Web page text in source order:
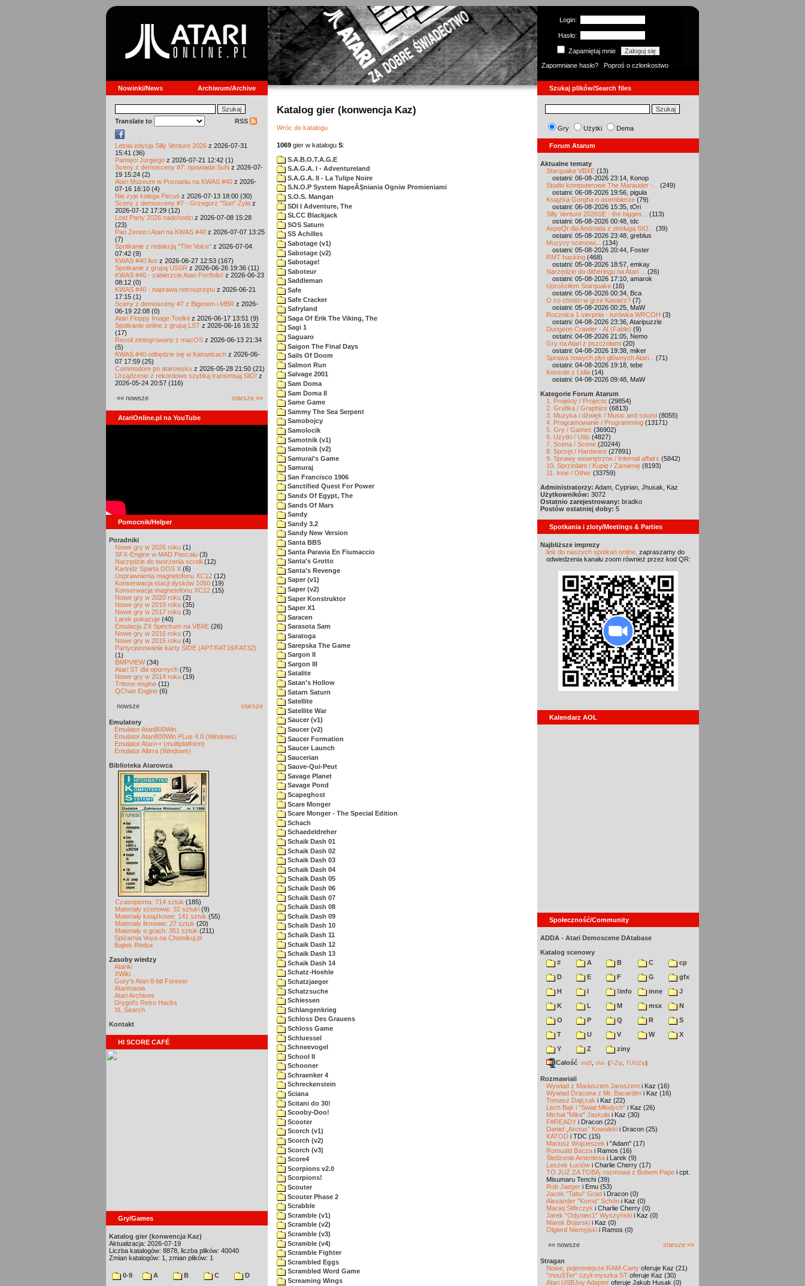
Login:
Hasło:
Zapamiętaj mnie
Zapomniane hasło?
Poproś o członkostwo
Nowinki/News Archiwum/Archive Szukaj plików/Search files
Translate to RSS
Letnia edycja Silly Venture 2026 z 2026-07-31
15:41 (36)
Pamięci Jurgiego z 2026-07-21 12:42 (1)
Sceny z demosceny #7: opowiada SuN z 2026-07-
19 15:24 (2)
Atari Muzeum w Poznaniu na KWAS #40 z 2026-
07-16 16:10 (4)
Nie żyje kolega Pecuś z 2026-07-13 18:00 (30)
Sceny z demosceny #7 - Grzegorz "Sun" Żyła z
2026-07-12 17:29 (12)
Lost Party 2026 nadchodzi z 2026-07-08 15:28
(23)
Pan Zenon i Atari na KWAS #40 z 2026-07-07 13:25
(7)
Spotkanie z redakcją "The Voice" z 2026-07-04
07:42 (9)
KWAS #40 live z 2026-06-27 12:53 (167)
Spotkanie z grupą USSR z 2026-06-26 19:36 (11)
KWAS #40 - zabierzcie Atari Portfolio! z 2026-06-23
08:12 (0)
KWAS #40 - naprawa retrosprzętu z 2026-06-21
17:15 (1)
Sceny z demosceny #7 z Bigerem i MBR z 2026-
06-19 22:08 (0)
Atari Floppy Image Toolkit z 2026-06-17 13:51 (9)
Spotkanie online z grupą LST z 2026-06-16 16:32
(17)
Recoil zintegrowany z macOS z 2026-06-13 21:34
(5)
KWAS #40 odbędzie się w Katowicach z 2026-06-
07 17:59 (25)
Commodore po atarowsku z 2026-05-28 21:50 (21)
Urządzenie z rekordowo szybką transmisją SIO! z
2026-05-24 20:57 (116)
«« nowsze starsze »»
AtariOnline.pl na YouTube
Pomocnik/Helper
Poradniki
Nowe gry w 2026 roku (1)
SFX-Engine w MAD Pascalu (3)
Narzędzie do tworzenia scrolli (12)
Kartridż Sparta DOS X (6)
Usprawnienia magnetofonu XC12 (12)
Konserwacja stacji dysków 1050 (19)
Konserwacja magnetofonu XC12 (15)
Nowe gry w 2020 roku (2)
Nowe gry w 2019 roku (35)
Nowe gry w 2017 roku (3)
Larek pokazuje (40)
Emulacja ZX Spectrum na VBXE (26)
Nowe gry w 2016 roku (7)
Nowe gry w 2015 roku (4)
Partycjonowanie karty SIDE (APT/FAT16/FAT32)
(1)
BMPVIEW(34)
Atari ST dla opornych (75)
Nowe gry w 2014 roku (19)
Tritone engine (11)
QChan Engine (6)
nowsze starsze
Emulatory
Emulator Atari800Win
Emulator Atari800Win PLus 4.0 (Windows)
Emulator Atari++ (multiplatform)
Emulator Altirra (Windows)
Biblioteka Atarowca
Czasopisma: 714 sztuk (185)
Materiały scenowe: 32 sztuki (9)
Materiały książkowe: 141 sztuk (55)
Materiały firmowe: 27 sztuk (20)
Materiały o grach: 351 sztuk (211)
Spiżarnia Voya na Chomikuj.pl
Bajtek Redux
Zasoby wiedzy
Atariki
XWiki
Gury's Atari 8-bit Forever
Atarimania
Atari Archives
Drygol's Retro Hacks
XL Search
Kontakt
HI SCORE CAFÉ
Gry/Games
Katalog gier (konwencja Kaz)
Aktualizacja: 2026-07-19
Liczba katalogów: 8878, liczba plików: 40040
Zmian katalogów: 1, zmian plików: 1
0-9 A B C
D
Katalog gier (konwencja Kaz)
Wróc do katalogu
1069 gier w katalogu S:
S.A.B.O.T.A.G.E
S.A.G.A. I - Adventureland
S.A.G.A. II - La Tulipe Noire
S.N.O.P System NapeĂŞniania Ogniw Promieniami
S.O.S. Mangan
SDI I Adventure, The
SLCC Blackjack
SOS Saturn
SS Achilles
Sabotage (v1)
Sabotage (v2)
Sabotage!
Saboteur
Saddleman
Safe
Safe Cracker
Safryland
Saga Of Erik The Viking, The
Sagi 1
Saguaro
Saigon The Final Days
Sails Of Doom
Salmon Run
Salvage 2001
Sam Doma
Sam Doma II
Same Game
Sammy The Sea Serpent
Samobojcy
Samolocik
Samotnik (v1)
Samotnik (v2)
Samurai's Game
Samuraj
San Francisco 1906
Sanctified Quest For Power
Sands Of Egypt, The
Sands Of Mars
Sandy
Sandy 3.2
Sandy New Version
Santa BBS
Santa Paravia En Fiumaccio
Santa's Grotto
Santa's Revenge
Saper (v1)
Saper (v2)
Saper Konstruktor
Saper X1
Saracen
Sarasota Sam
Saratoga
Sarepska The Game
Sargon II
Sargon III
Satalite
Satan's Hollow
Satarn Saturn
Satellite
Satellite War
Saucer (v1)
Saucer (v2)
Saucer Formation
Saucer Launch
Saucerian
Sauve-Qui-Peut
Savage Planet
Savage Pond
Scapeghost
Scare Monger
Scare Monger - The Special Edition
Schach
Schaedeldreher
Schaik Dash 01
Schaik Dash 02
Schaik Dash 03
Schaik Dash 04
Schaik Dash 05
Schaik Dash 06
Schaik Dash 07
Schaik Dash 08
Schaik Dash 09
Schaik Dash 10
Schaik Dash 11
Schaik Dash 12
Schaik Dash 13
Schaik Dash 14
Schatz-Hoehle
Schatzjaeger
Schatzsuche
Schiessen
Schlangenkrieg
Schloss Des Grauens
Schloss Game
Schluessel
Schneevogel
School II
Schooner
Schraenker 4
Schreckenstein
Sciana
Scitani do 30!
Scooby-Doo!
Scooter
Scorch (v1)
Scorch (v2)
Scorch (v3)
Score4
Scorpions v2.0
Scorpions!
Scouter
Scouter Phase 2
Scrabble
Scramble (v1)
Scramble (v2)
Scramble (v3)
Scramble (v4)
Scramble Fighter
Scrambled Eggs
Scrambled Word Game
Screaming Wings
Gry Użytki Dema
Forum Atarum
Aktualne tematy
Starquake VBXE (13)
ostatni: 06-08-2026 23:14, Konop
Studio komputerowe The Marauder -...
(249)
ostatni: 06-08-2026 19:56, pigula
Książka Gorgha o asemblerze (79)
ostatni: 06-08-2026 15:35, tOri
Silly Venture 2026SE - the bigges...
(113)
ostatni: 06-08-2026 00:48, tdc
AspeQt dla Androida z obsługą SIO...
(39)
ostatni: 05-08-2026 23:48, greblus
Muzycy scenowi...
(134)
ostatni: 05-08-2026 20:44, Foster
RMT hacking (468)
ostatni: 05-08-2026 18:57, emkay
Narzędzie do ditheringu na Atari ...
(26)
ostatni: 05-08-2026 17:10, amarok
Uprościłem Starquake (16)
ostatni: 05-08-2026 00:34, Bca
O co chodzi w grze Kasiarz? (7)
ostatni: 05-08-2026 00:25, MaW
Rocznica 1 sierpnia - turówka WRCOH (3)
ostatni: 04-08-2026 23:36, Ataripuzzle
Dungeon Crawler - AI (Fable) (9)
ostatni: 04-08-2026 21:05, Nemo
Gry na Atari z pszczołami (20)
ostatni: 04-08-2026 19:38, miker
Sprawa nowych płyt głównych Atari...
(71)
ostatni: 04-08-2026 19:18, tebe
Konsole z Lidla (14)
ostatni: 04-08-2026 09:48, MaW
Kategorie Forum Atarum
1. Projekty / Projects (29854)
2. Grafika / Graphics (6813)
3. Muzyka i dźwięk / Music and sound (8055)
4. Programowanie / Programming (13171)
5. Gry / Games (36902)
6. Użytki / Utils (4827)
7. Scena / Scene (20244)
8. Sprzęt / Hardware (27891)
9. Sprawy wewnętrzne / Internal affairs (5842)
10. Sprzedam / Kupię / Zamienię (8193)
11. Inne / Other (33759)
Administratorzy: Adam, Cyprian, Jhusak, Kaz
Użytkowników: 3072
Ostatnio zarejestrowany: bradko
Postów ostatniej doby: 5
Spotkania i zloty/Meetings & Parties
Najbliższe imprezy
link do naszych spotkań online, zapraszamy do
odwiedzenia kanału zoom również przez kod QR:
Kalendarz AOL
Społeczność/Community
ADDA - Atari Demoscene DAtabase
Katalog scenowy
#
A B C
cp
D
E F G
gfx
H
I !info inne
J
K
L M msx
N
O
P Q R
S
T
U V W
X
Y
Z
ziny
Całość md5 sha (7-Zip TUGZip)
Rozmawiali
Wywiad z Mariuszem Jaroszem i Kaz (16)
Wywiad Dracona z Mr. Bacardim i Kaz (16)
Tomasz Dajczak i Kaz (22)
Lech Bąk i "Świat Młodych" i Kaz (26)
Michał "Mike" Jaskuła i Kaz (30)
F#READY i Dracon (22)
Daniel „Arctus” Kowalski i Dracon (25)
KATOD i TDC (15)
Mariusz Wojcieszek i "Adam" (17)
Romuald Bacza i Ramos (16)
Śledzenie Amentesa i Larek (9)
Leszek Łuciów i Charlie Cherry (17)
TO JUŻ ZA TOBĄ: rozmowa z Bobem Pape i cpt.
Misumaru Tenchi (39)
Rob Jaeger i Emu (53)
Jacek "Tabu" Grad i Dracon (0)
Alexander "Koma" Schön i Kaz (0)
Maciej Ślifirczyk i Charlie Cherry (0)
Jarek "Odyniec1" Wyszyński i Kaz (0)
Marek Bojarski i Kaz (0)
Olgierd Niemyjski i Ramos (0)
«« nowsze starsze »»
Stragan
Nowe, pojemniejsze RAM-Carty oferuje Kaz (21)
"mouSTer" czyli myszka ST oferuje Kaz (30)
Atari USBJoy Adapter oferuje Jakub Husak (0)